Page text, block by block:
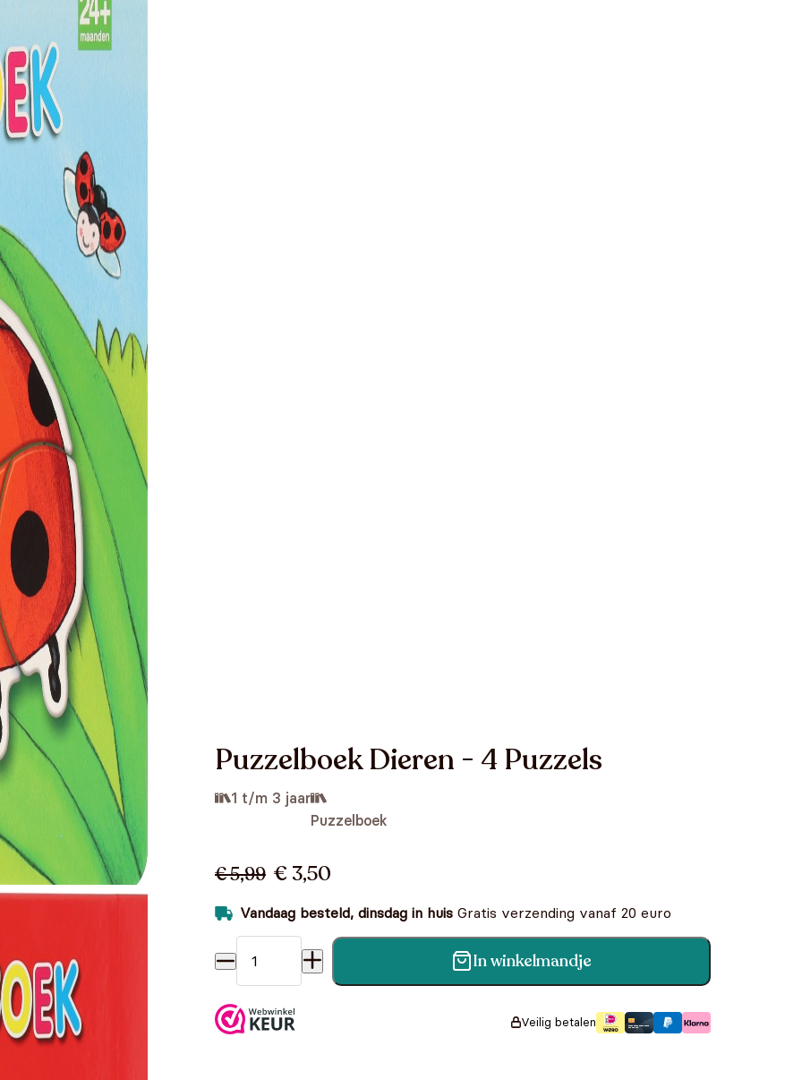
Puzzelboek Dieren - 4 Puzzels
1 t/m 3 jaar
Puzzelboek
€ 5,99 € 3,50
Vandaag besteld, dinsdag in huis Gratis verzending vanaf 20 euro
Puzzelboek Dieren - 4 Puzzels aantal In winkelmandje
Veilig betalen